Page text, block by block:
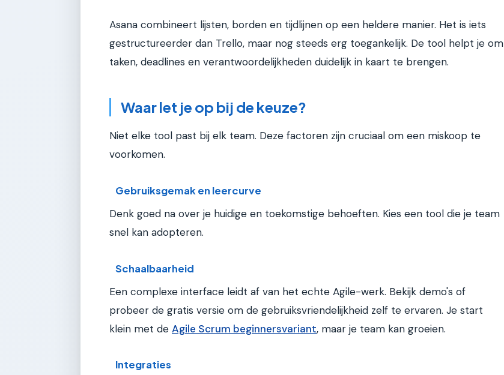
Asana combineert lijsten, borden en tijdlijnen op een heldere manier. Het is iets
gestructureerder dan Trello, maar nog steeds erg toegankelijk. De tool helpt je om
taken, deadlines en verantwoordelijkheden duidelijk in kaart te brengen.
Waar let je op bij de keuze?
Niet elke tool past bij elk team. Deze factoren zijn cruciaal om een miskoop te
voorkomen.
Gebruiksgemak en leercurve
Denk goed na over je huidige en toekomstige behoeften. Kies een tool die je team
snel kan adopteren.
Schaalbaarheid
Een complexe interface leidt af van het echte Agile-werk. Bekijk demo's of
probeer de gratis versie om de gebruiksvriendelijkheid zelf te ervaren. Je start
klein met de Agile Scrum beginnersvariant, maar je team kan groeien.
Integraties